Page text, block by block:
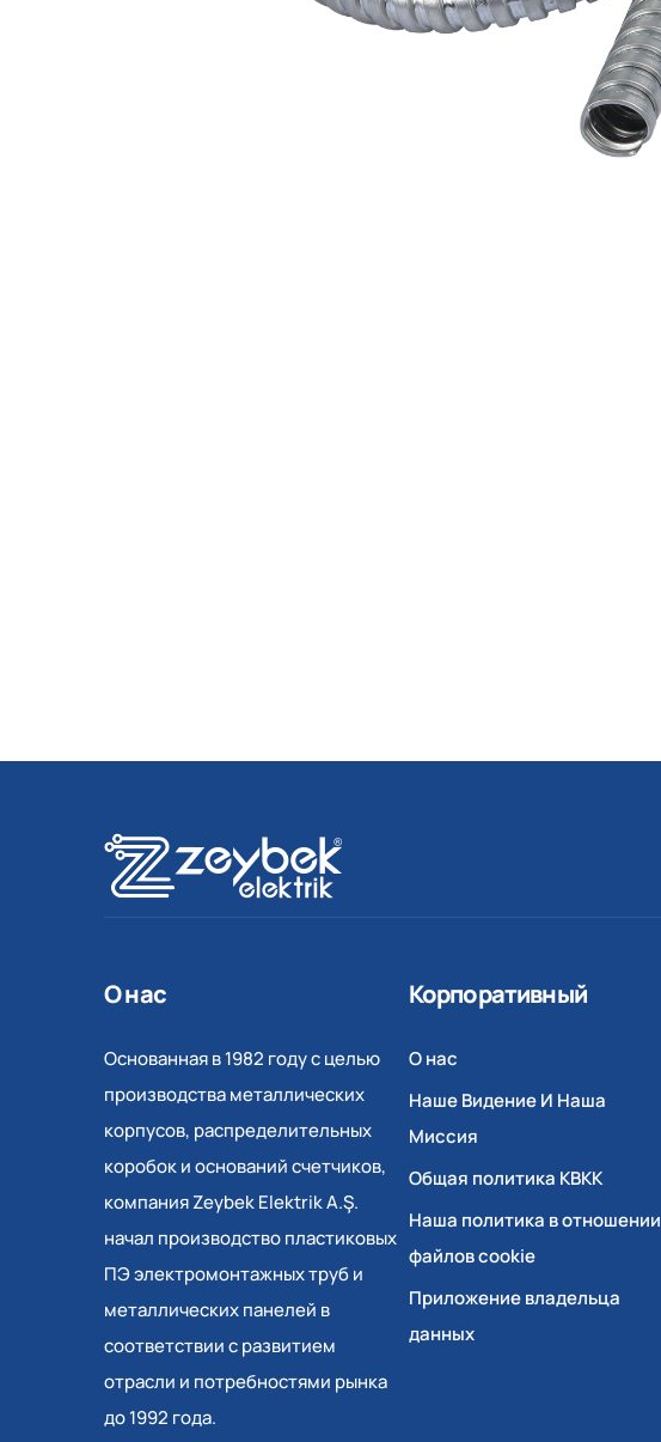
О нас
Основанная в 1982 году с целью
производства металлических
корпусов, распределительных
коробок и оснований счетчиков,
компания Zeybek Elektrik A.Ş.
начал производство пластиковых
ПЭ электромонтажных труб и
металлических панелей в
соответствии с развитием
отрасли и потребностями рынка
до 1992 года.
Корпоративный
О нас
Наше Видение И Наша
Миссия
Общая политика КВКК
Наша политика в отношении
файлов cookie
Приложение владельца
данных